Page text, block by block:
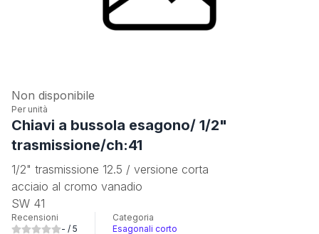
Non disponibile
Per unità
Chiavi a bussola esagono/ 1/2"
trasmissione/ch:41
1/2" trasmissione 12.5 / versione corta
acciaio al cromo vanadio
SW 41
Recensioni
- / 5
Categoria
Esagonali corto